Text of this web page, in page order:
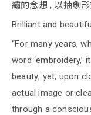
繡的念想 , 以抽象
Brilliant and
“For many years,
word
beauty; yet, upon
actual image or
through a